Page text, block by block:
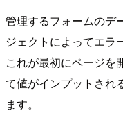
管理するフォームのデ
ジェクトによってエラ
これが最初にページを
て値がインプットされ
ます。